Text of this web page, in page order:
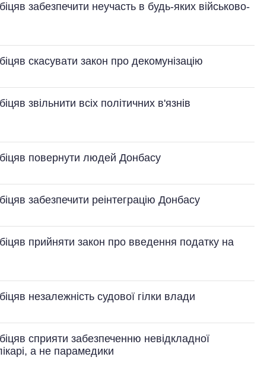
забезпечити неучасть в будь-яких військово-
скасувати закон про декомунізацію
звільнити всіх політичних в'язнів
повернути людей Донбасу
забезпечити реінтеграцію Донбасу
прийняти закон про введення податку на
незалежність судової гілки влади
сприяти забезпеченню невідкладної
а не парамедики
змінилася кількість